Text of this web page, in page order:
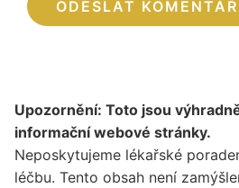
Upozornění: Toto jsou
informační webové stránky.
Neposkytujeme lékařské
léčbu. Tento obsah není